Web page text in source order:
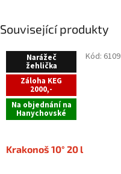
Související produkty
Narážeč
žehlička
Záloha KEG
2000,-
Na objednání na
Hanychovské
Krakonoš 10° 20 l
Kód: 6109